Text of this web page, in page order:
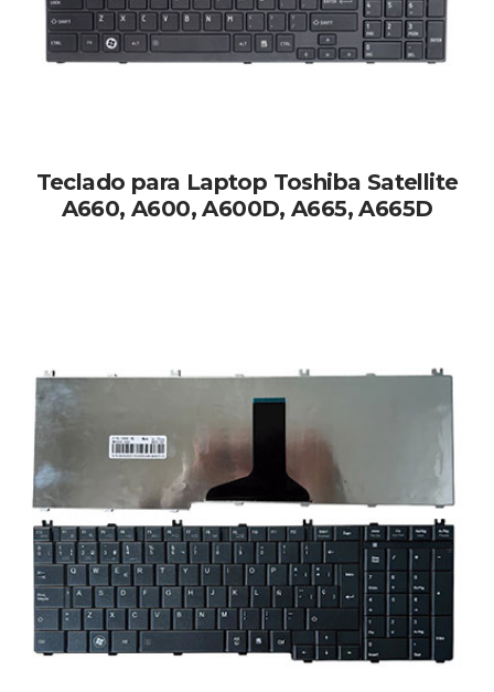
Teclado para Laptop Toshiba Satellite
A660, A600, A600D, A665, A665D